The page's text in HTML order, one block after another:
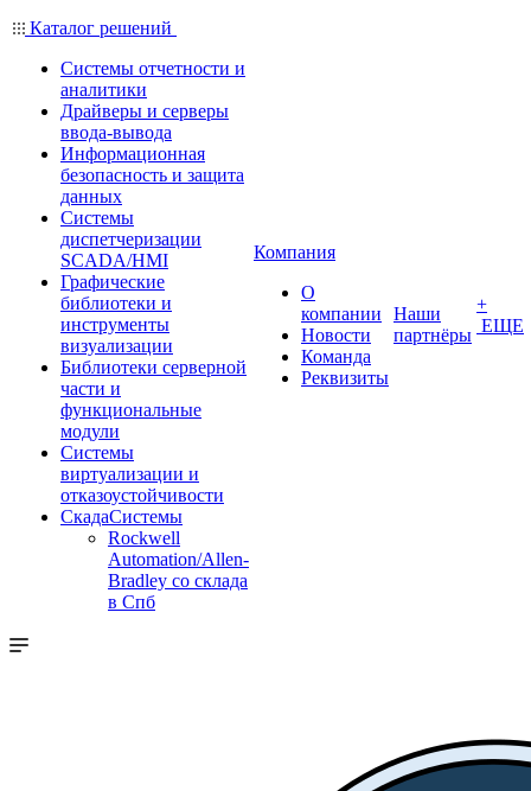
Каталог решений
Системы отчетности и
аналитики
Драйверы и серверы
ввода-вывода
Информационная
безопасность и защита
данных
Системы
диспетчеризации
SCADA/HMI
Графические
библиотеки и
инструменты
визуализации
Библиотеки серверной
части и
функциональные
модули
Системы
виртуализации и
отказоустойчивости
СкадаСистемы
Rockwell
Automation/Allen-
Bradley со склада
в Спб
Компания
О
компании
Новости
Команда
Реквизиты
Наши
партнёры
+
ЕЩЕ